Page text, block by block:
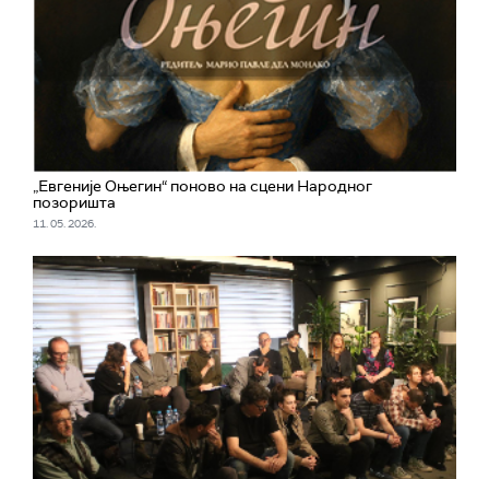
„Евгеније Оњегин“ поново на сцени Народног
позоришта
11. 05. 2026.